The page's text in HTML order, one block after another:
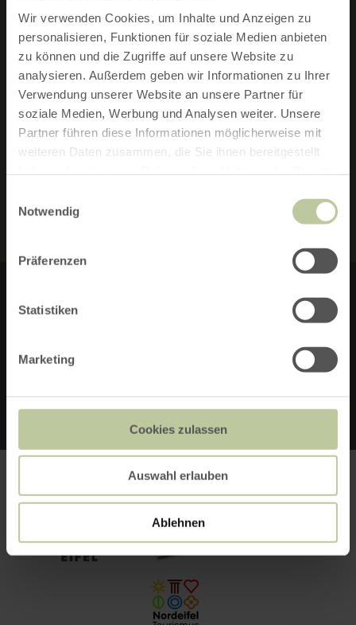
Wir verwenden Cookies, um Inhalte und Anzeigen zu
personalisieren, Funktionen für soziale Medien anbieten
zu können und die Zugriffe auf unsere Website zu
analysieren. Außerdem geben wir Informationen zu Ihrer
Verwendung unserer Website an unsere Partner für
soziale Medien, Werbung und Analysen weiter. Unsere
Partner führen diese Informationen möglicherweise mit
weiteren Daten zusammen, die Sie ihnen bereitgestellt
Notwendig
Präferenzen
Statistiken
Marketing
Cookies zulassen
Auswahl erlauben
Ablehnen
NEWSLETTER
Mit dem Eifel-Newsletter liefern wir
Ihnen regelmäßig Neuigkeiten zum
Wandern und zu Radtouren in der Eifel,
zu Urlaubsangeboten und
Sehenswürdigkeiten.
FACEBOOK